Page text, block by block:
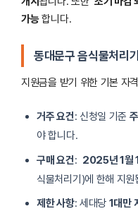
가능 합니다.
동대문구 음식물처리
지원금을 받기 위한 기본 자
거주 요건: 신청일 기준
야 합니다.
구매 요건: 2025년 1월
식물처리기)에 한해 지원
제한 사항: 세대당 1대만